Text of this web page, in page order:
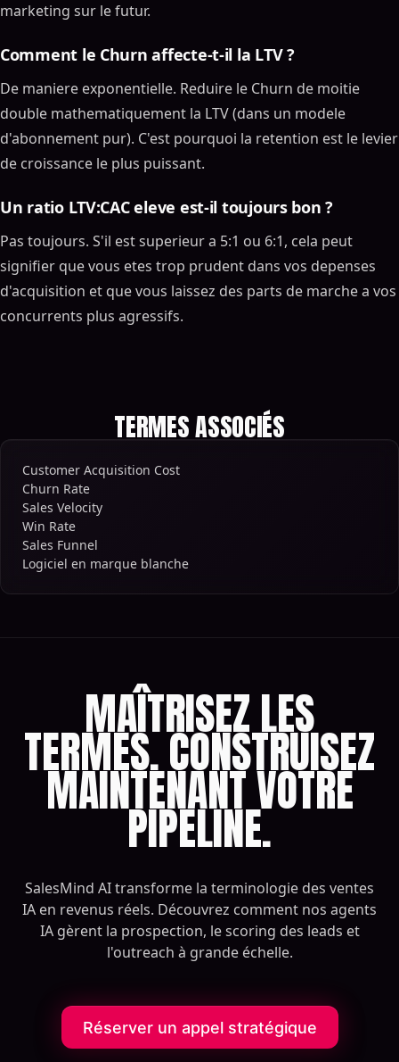
marketing sur le futur.
Comment le Churn affecte-t-il la LTV ?
De maniere exponentielle. Reduire le Churn de moitie
double mathematiquement la LTV (dans un modele
d'abonnement pur). C'est pourquoi la retention est le levier
de croissance le plus puissant.
Un ratio LTV:CAC eleve est-il toujours bon ?
Pas toujours. S'il est superieur a 5:1 ou 6:1, cela peut
signifier que vous etes trop prudent dans vos depenses
d'acquisition et que vous laissez des parts de marche a vos
concurrents plus agressifs.
TERMES ASSOCIÉS
Customer Acquisition Cost
Churn Rate
Sales Velocity
Win Rate
Sales Funnel
Logiciel en marque blanche
MAÎTRISEZ LES
TERMES. CONSTRUISEZ
MAINTENANT VOTRE
PIPELINE.
SalesMind AI transforme la terminologie des ventes
IA en revenus réels. Découvrez comment nos agents
IA gèrent la prospection, le scoring des leads et
l'outreach à grande échelle.
Réserver un appel stratégique